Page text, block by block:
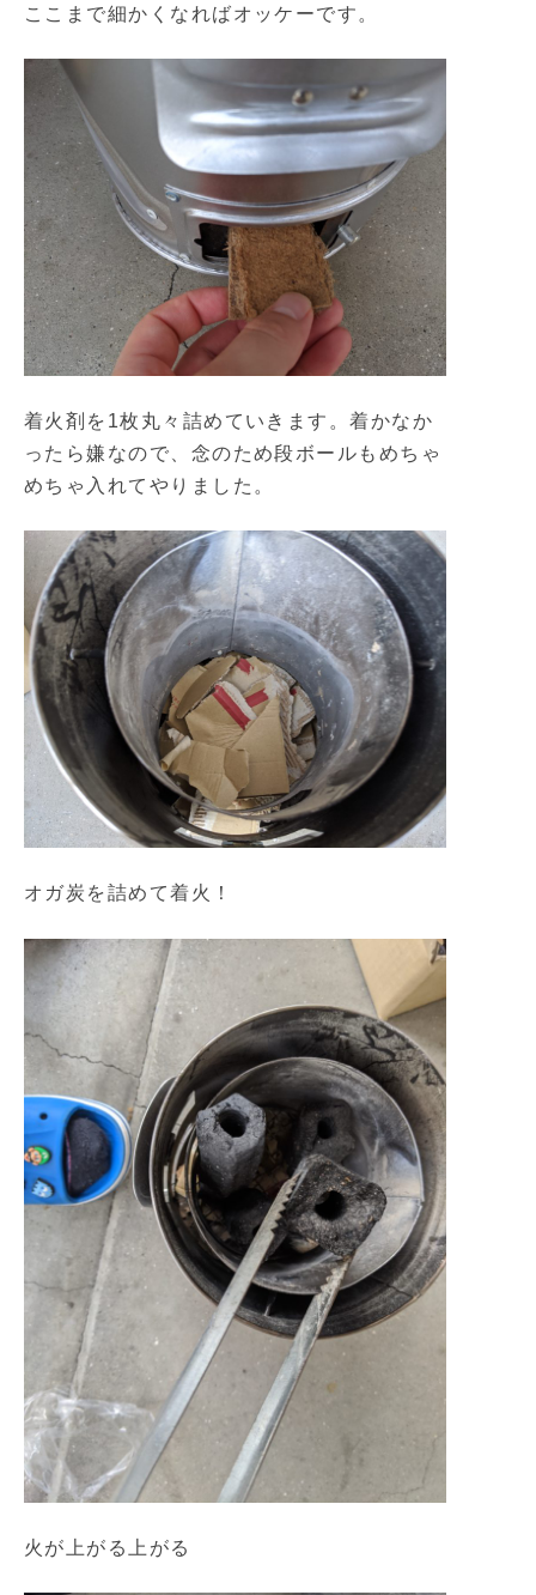
ここまで細かくなればオッケーです。
着火剤を1枚丸々詰めていきます。着かなか
ったら嫌なので、念のため段ボールもめちゃ
めちゃ入れてやりました。
オガ炭を詰めて着火！
火が上がる上がる